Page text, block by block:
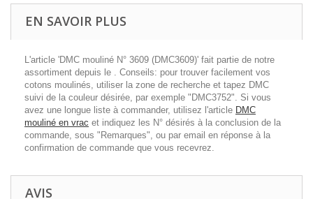
EN SAVOIR PLUS
L'article 'DMC mouliné N° 3609 (DMC3609)' fait partie de notre
assortiment depuis le . Conseils: pour trouver facilement vos
cotons moulinés, utiliser la zone de recherche et tapez DMC
suivi de la couleur désirée, par exemple "DMC3752". Si vous
avez une longue liste à commander, utilisez l'article DMC
mouliné en vrac et indiquez les N° désirés à la conclusion de la
commande, sous "Remarques", ou par email en réponse à la
confirmation de commande que vous recevrez.
AVIS